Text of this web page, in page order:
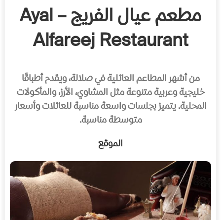
مطعم عيال الفريج – Ayal
Alfareej Restaurant
من أشهر المطاعم العائلية في صلالة، ويقدم أطباقًا
خليجية وعربية متنوعة مثل المشاوي، الأرز، والمأكولات
المحلية. يتميز بجلسات واسعة مناسبة للعائلات وأسعار
متوسطة مناسبة.
الموقع